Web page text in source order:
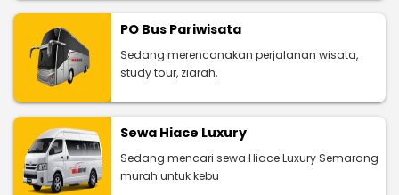
PO Bus Pariwisata
Sedang merencanakan perjalanan wisata,
study tour, ziarah,
Sewa Hiace Luxury
Sedang mencari sewa Hiace Luxury Semarang
murah untuk kebu